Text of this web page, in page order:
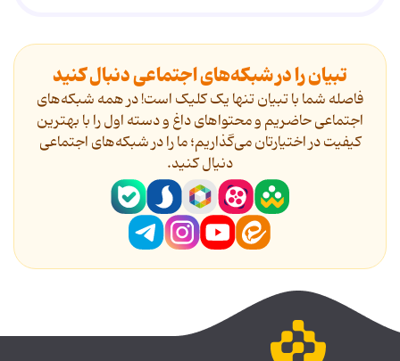
تبیان را در شبکه‌های اجتماعی دنبال کنید
فاصله شما با تبیان تنها یک کلیک است! در همه شبکه‌های
اجتماعی حاضریم و محتواهای داغ و دسته اول را با بهترین
کیفیت در اختیارتان می‌گذاریم؛ ما را در شبکه‌های اجتماعی
دنیال کنید.